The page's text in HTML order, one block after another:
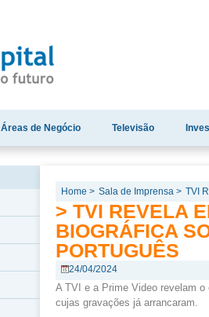
Áreas de Negócio Televisão
Home > Sala de Imprensa > TVI
> TVI REVELA
BIOGRÁFICA
PORTUGUÊS
24/04/2024
A TVI e a Prime Video revelam
cujas gravações já arrancaram.